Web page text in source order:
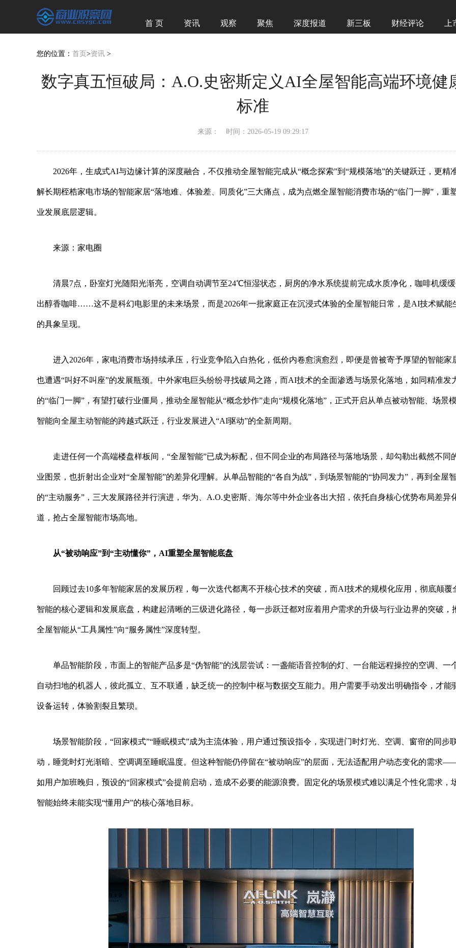
首 页 资讯 观察 聚焦 深度报道 新三板 财经评论
您的位置： 首页 >资讯 >
数字真五恒破局：A.O.史密斯定义AI全屋智能高端环境健
标准
来源： 时间：2026-05-19 09:29:17
2026年，生成式AI与边缘计算的深度融合，不仅推动全屋智能完成从“概念探索”到“规模落地”的关键跃迁，更精
解长期桎梏家电市场的智能家居“落地难、体验差、同质化”三大痛点，成为点燃全屋智能消费市场的“临门一脚”，重
业发展底层逻辑。
来源：家电圈
清晨7点，卧室灯光随阳光渐亮，空调自动调节至24℃恒湿状态，厨房的净水系统提前完成水质净化，咖啡机缓
出醇香咖啡……这不是科幻电影里的未来场景，而是2026年一批家庭正在沉浸式体验的全屋智能日常，是AI技术赋能
的具象呈现。
进入2026年，家电消费市场持续承压，行业竞争陷入白热化，低价内卷愈演愈烈，即便是曾被寄予厚望的智能家
也遭遇“叫好不叫座”的发展瓶颈。中外家电巨头纷纷寻找破局之路，而AI技术的全面渗透与场景化落地，如同精准发
的“临门一脚”，有望打破行业僵局，推动全屋智能从“概念炒作”走向“规模化落地”，正式开启从单点被动智能、场景
智能向全屋主动智能的跨越式跃迁，行业发展进入“AI驱动”的全新周期。
走进任何一个高端楼盘样板间，“全屋智能”已成为标配，但不同企业的布局路径与落地场景，却勾勒出截然不同
业图景，也折射出企业对“全屋智能”的差异化理解。从单品智能的“各自为战”，到场景智能的“协同发力”，再到全屋
的“主动服务”，三大发展路径并行演进，华为、A.O.史密斯、海尔等中外企业各出大招，依托自身核心优势布局差异
道，抢占全屋智能市场高地。
从“被动响应”到“主动懂你”，AI重塑全屋智能底盘
回顾过去10多年智能家居的发展历程，每一次迭代都离不开核心技术的突破，而AI技术的规模化应用，彻底颠覆
智能的核心逻辑和发展底盘，构建起清晰的三级进化路径，每一步跃迁都对应着用户需求的升级与行业边界的突破，
全屋智能从“工具属性”向“服务属性”深度转型。
单品智能阶段，市面上的智能产品多是“伪智能”的浅层尝试：一盏能语音控制的灯、一台能远程操控的空调、一
自动扫地的机器人，彼此孤立、互不联通，缺乏统一的控制中枢与数据交互能力。用户需要手动发出明确指令，才能
设备运转，体验割裂且繁琐。
场景智能阶段，“回家模式”“睡眠模式”成为主流体验，用户通过预设指令，实现进门时灯光、空调、窗帘的同步
动，睡觉时灯光渐暗、空调调至睡眠温度。但这种智能仍停留在“被动响应”的层面，无法适配用户动态变化的需求
如用户加班晚归，预设的“回家模式”会提前启动，造成不必要的能源浪费。固定化的场景模式难以满足个性化需求，
智能始终未能实现“懂用户”的核心落地目标。